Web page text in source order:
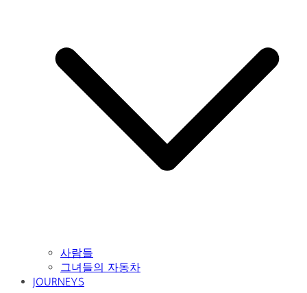
사람들
그녀들의 자동차
JOURNEYS